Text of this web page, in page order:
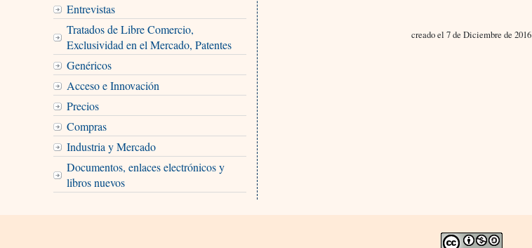
Entrevistas
Tratados de Libre Comercio,
Exclusividad en el Mercado, Patentes
Genéricos
Acceso e Innovación
Precios
Compras
Industria y Mercado
Documentos, enlaces electrónicos y
libros nuevos
creado el 7 de Diciembre de 2016